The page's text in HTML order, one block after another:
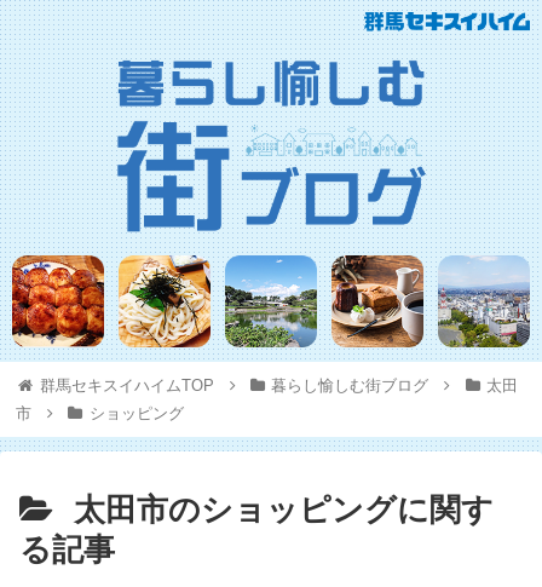
群馬セキスイハイムTOP 暮らし愉しむ街ブログ
太田
市
ショッピング
太田市のショッピングに関す
る記事